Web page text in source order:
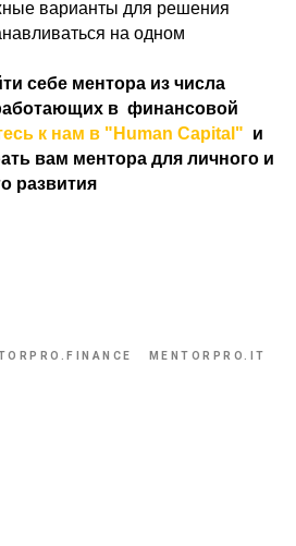
варианты для решения
на одном
себе ментора из числа
в финансовой
к нам в "Human Capital" и
вам ментора для личного и
развития
MENTORPRO.IT